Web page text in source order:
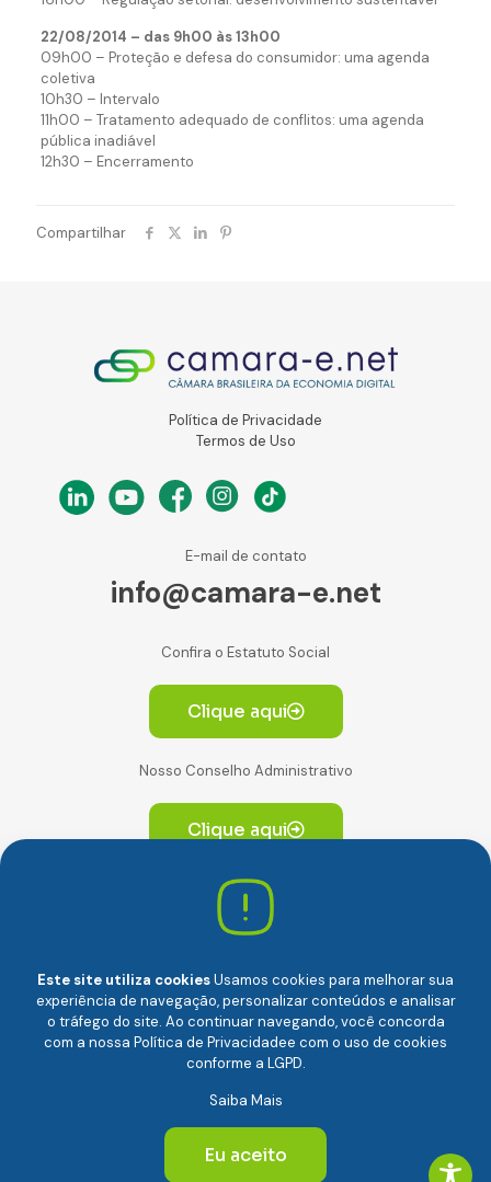
22/08/2014 – das 9h00 às 13h00
09h00 – Proteção e defesa do consumidor: uma agenda
coletiva
10h30 – Intervalo
11h00 – Tratamento adequado de conflitos: uma agenda
pública inadiável
12h30 – Encerramento
Compartilhar
Política de Privacidade
Termos de Uso
E-mail de contato
info@camara-e.net
Confira o Estatuto Social
Clique aqui
Nosso Conselho Administrativo
Clique aqui
Av. Paulista, 2064. Conjunto 14, (Edifício Paulista) -
CEP 01310-928 Consolação – São Paulo/SP
Câmara Brasileira da Economia Digital (camara-e.net) |
Este site utiliza cookiesUsamos cookies para melhorar sua
experiência de navegação, personalizar conteúdos e analisar
o tráfego do site. Ao continuar navegando, você concorda
com a nossa Política de Privacidadee com o uso de cookies
conforme a LGPD.
Saiba Mais
Eu aceito